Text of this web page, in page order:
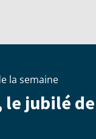
la semaine
le jubilé